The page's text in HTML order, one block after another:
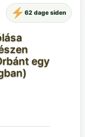
egy
62 dage siden